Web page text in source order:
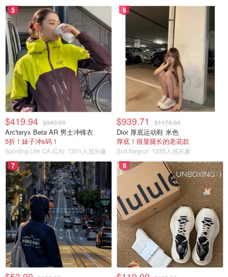
5
$419.94 $840.00
Arc'teryx Beta AR 男士冲锋衣
5折！妹子冲s码！
Sporting Life CA (CA) 1351人感兴趣
6
$939.71 $1174.64
Dior 厚底运动鞋 米色
厚底！很显腿长的老花款
Suit Negozi 1285人感兴趣
7 8